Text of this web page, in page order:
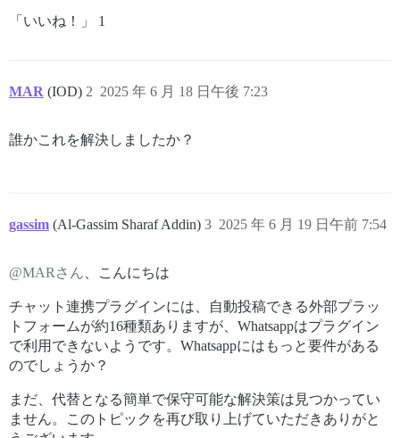
「いいね！」 1
MAR (IOD) 2025 年 6 月 18 日午後 7:23
2
誰かこれを解決しましたか？
gassim (Al-Gassim Sharaf Addin) 2025 年 6 月 19 日午前 7:54
3
@MARさん 、こんにちは
チャット連携プラグインには、自動投稿できる外部プラッ
トフォームが約16種類ありますが、Whatsappはプラグイン
で利用できないようです。Whatsappにはもっと要件がある
のでしょうか？
まだ、代替となる簡単で保守可能な解決策は見つかってい
ません。このトピックを再び取り上げていただきありがと